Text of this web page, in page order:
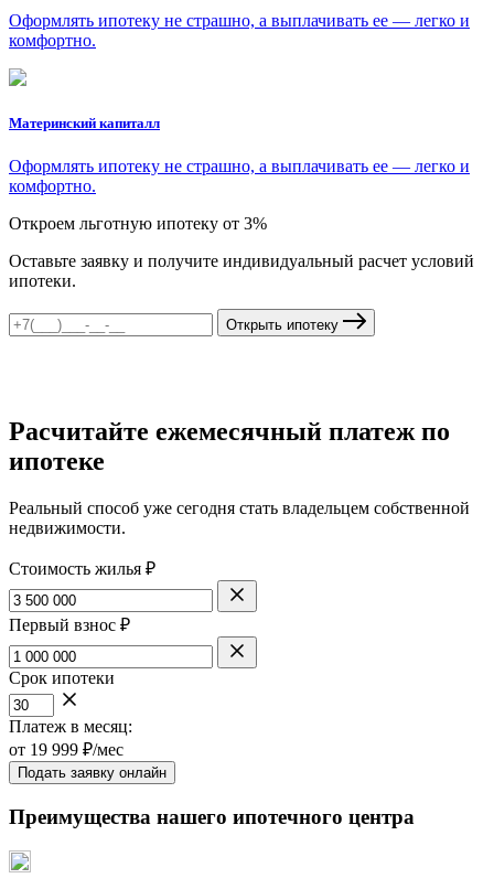
Оформлять ипотеку не страшно, а выплачивать ее — легко и
комфортно.
Материнский капиталл
Оформлять ипотеку не страшно, а выплачивать ее — легко и
комфортно.
Откроем льготную ипотеку от 3%
Оставьте заявку и получите индивидуальный расчет условий
ипотеки.
Открыть ипотеку
Расчитайте ежемесячный платеж по
ипотеке
Реальный способ уже сегодня стать владельцем собственной
недвижимости.
Стоимость жилья ₽
Первый взнос ₽
Срок ипотеки
Платеж в месяц:
от 19 999 ₽/мес
Подать заявку онлайн
Преимущества нашего ипотечного центра